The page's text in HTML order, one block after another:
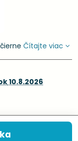
Čítajte viac
10.8.2026